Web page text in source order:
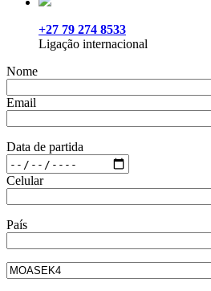
+27 79 274 8533
Ligação internacional
Nome
Email
Data de partida
Celular
País